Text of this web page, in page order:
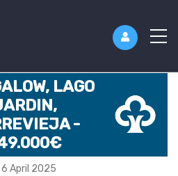
LAGO
-
6 April 2025